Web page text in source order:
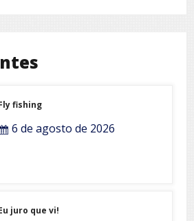
fishing
6 de agosto de 2026
juro que vi!